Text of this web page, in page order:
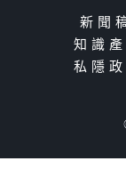
新聞
知識
私隱